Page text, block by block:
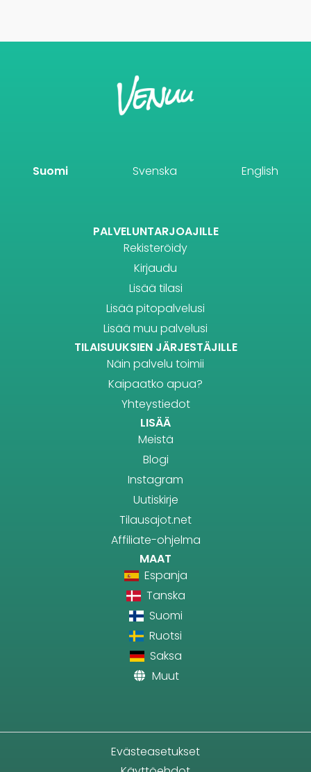
Suomi Svenska English
PALVELUNTARJOAJILLE
Rekisteröidy
Kirjaudu
Lisää tilasi
Lisää pitopalvelusi
Lisää muu palvelusi
TILAISUUKSIEN JÄRJESTÄJILLE
Näin palvelu toimii
Kaipaatko apua?
Yhteystiedot
LISÄÄ
Meistä
Blogi
Instagram
Uutiskirje
Tilausajot.net
Affiliate-ohjelma
MAAT
Espanja
Tanska
Suomi
Ruotsi
Saksa
Muut
Evästeasetukset